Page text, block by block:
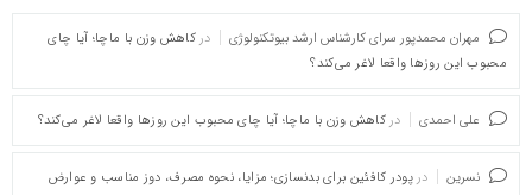
مهران محمدپور سرای کارشناس ارشد بیوتکنولوژی درکاهش وزن با ماچا؛ آیا چای
محبوب این روزها واقعا لاغر می‌کند؟
علی احمدی درکاهش وزن با ماچا؛ آیا چای محبوب این روزها واقعا لاغر می‌کند؟
نسرین درپودر کافئین برای بدنسازی؛ مزایا، نحوه مصرف، دوز مناسب و عوارض